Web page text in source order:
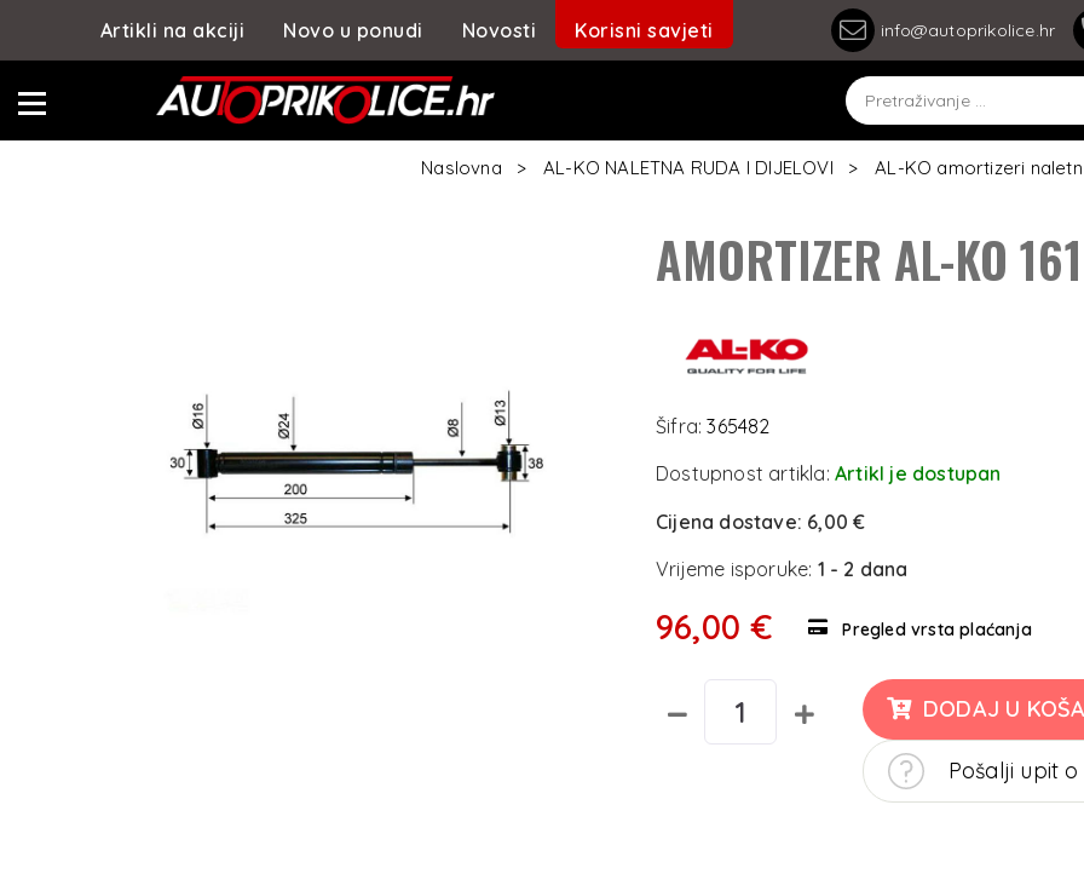
Artikli na akciji Novo u ponudi Novosti Korisni savjeti info@autoprikolice.hr
Naslovna AL-KO NALETNA RUDA I DIJELOVI AL-KO amortizeri
AMORTIZER AL-KO
Šifra:365482
Dostupnost artikla: Artikl je dostupan
Cijena dostave: 6,00 €
Vrijeme isporuke: 1 - 2 dana
96,00 € Pregled vrsta plaćanja
DODAJ U
Pošalji upit